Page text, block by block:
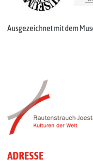
Ausgezeichnet mit dem
ADRESSE